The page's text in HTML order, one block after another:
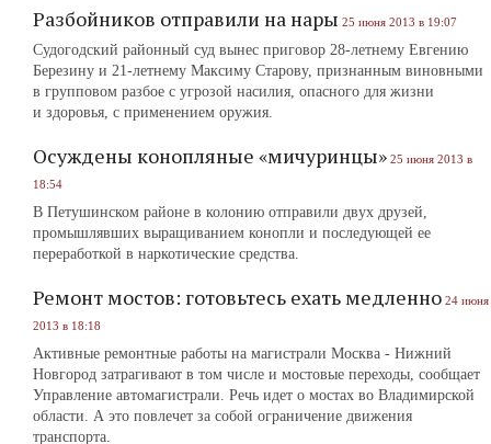
Разбойников отправили на нары 25 июня 2013 в 19:07
Судогодский районный суд вынес приговор 28-летнему Евгению
Березину и 21-летнему Максиму Старову, признанным виновными
в групповом разбое с угрозой насилия, опасного для жизни
и здоровья, с применением оружия.
Осуждены конопляные «мичуринцы» 25 июня 2013 в
18:54
В Петушинском районе в колонию отправили двух друзей,
промышлявших выращиванием конопли и последующей ее
переработкой в наркотические средства.
Ремонт мостов: готовьтесь ехать медленно 24 июня
2013 в 18:18
Активные ремонтные работы на магистрали Москва ‑ Нижний
Новгород затрагивают в том числе и мостовые переходы, сообщает
Управление автомагистрали. Речь идет о мостах во Владимирской
области. А это повлечет за собой ограничение движения
транспорта.